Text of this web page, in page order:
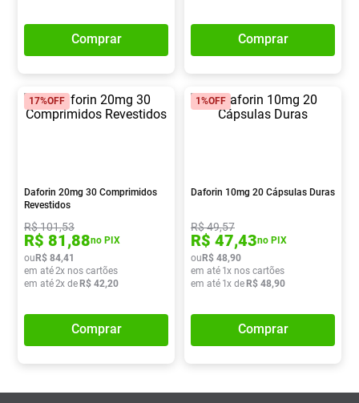
Comprar Comprar
17%OFF
Daforin 20mg 30 Comprimidos
Revestidos
R$101,53
R$ 81,88no PIX
ouR$ 84,41
em até2x nos cartões
em até2x deR$ 42,20
Comprar
1%OFF
Daforin 10mg 20 Cápsulas Duras
R$49,57
R$ 47,43no PIX
ouR$ 48,90
em até 1x nos cartões
em até 1x deR$ 48,90
Comprar